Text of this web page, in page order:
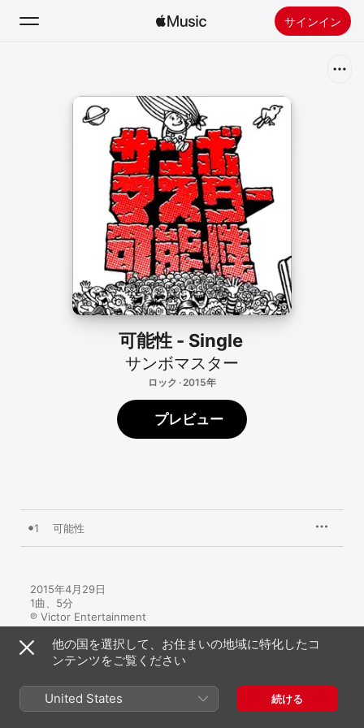
サインイン
新着おすすめ
Apple Musicをインストール
可能性 - Single
サンボマスター
ロック · 2015年
プレビュー
1 可能性
2015年4月29日
1曲、5分
℗ Victor Entertainment
ミュージックビデオ
他の国を選択して、お住まいの地域に特化したコ
ンテンツをご覧ください
United States 続ける